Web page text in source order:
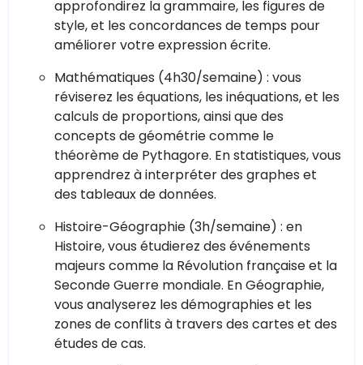
approfondirez la grammaire, les figures de
style, et les concordances de temps pour
améliorer votre expression écrite.
Mathématiques (4h30/semaine) : vous
réviserez les équations, les inéquations, et les
calculs de proportions, ainsi que des
concepts de géométrie comme le
théorème de Pythagore. En statistiques, vous
apprendrez à interpréter des graphes et
des tableaux de données.
Histoire-Géographie (3h/semaine) : en
Histoire, vous étudierez des événements
majeurs comme la Révolution française et la
Seconde Guerre mondiale. En Géographie,
vous analyserez les démographies et les
zones de conflits à travers des cartes et des
études de cas.